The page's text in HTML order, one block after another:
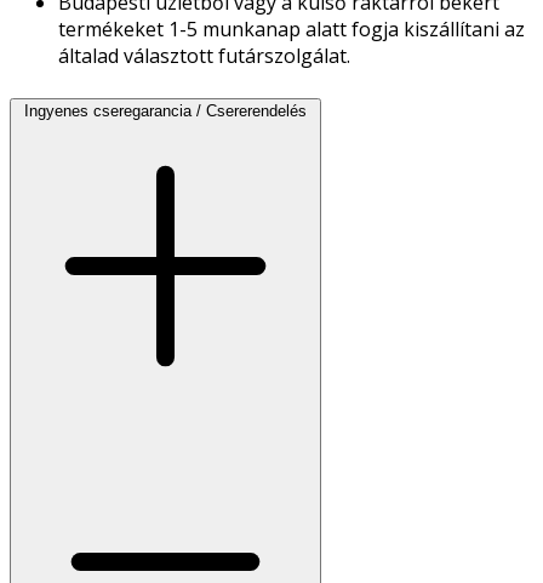
termékeket 1-5 munkanap alatt fogja kiszállítani az
általad választott futárszolgálat.
Ingyenes cseregarancia / Csererendelés